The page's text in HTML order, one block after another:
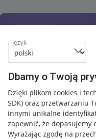
język
Dbamy o Twoją
Dzięki plikom cookies i
SDK) oraz przetwarzaniu
innymi unikalne
zapewnić, że dopasujemy
Wyrażając zgodę na